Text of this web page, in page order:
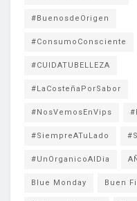
#BuenosdeOrigen
#ConsumoConsciente
#CUIDATUBELLEZA
#LaCosteñaPorSabor
#NosVemosEnVips
#SiempreATuLado
#UnOrganicoAlDia
Blue Monday Buen